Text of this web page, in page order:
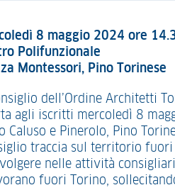
8 maggio 2024 ore
Polifunzionale
Montessori, Pino Torinese
dell’Ordine Architetti
agli iscritti mercoledì 8
Caluso e Pinerolo, Pino
traccia sul territorio fuori
nelle attività
fuori Torino,